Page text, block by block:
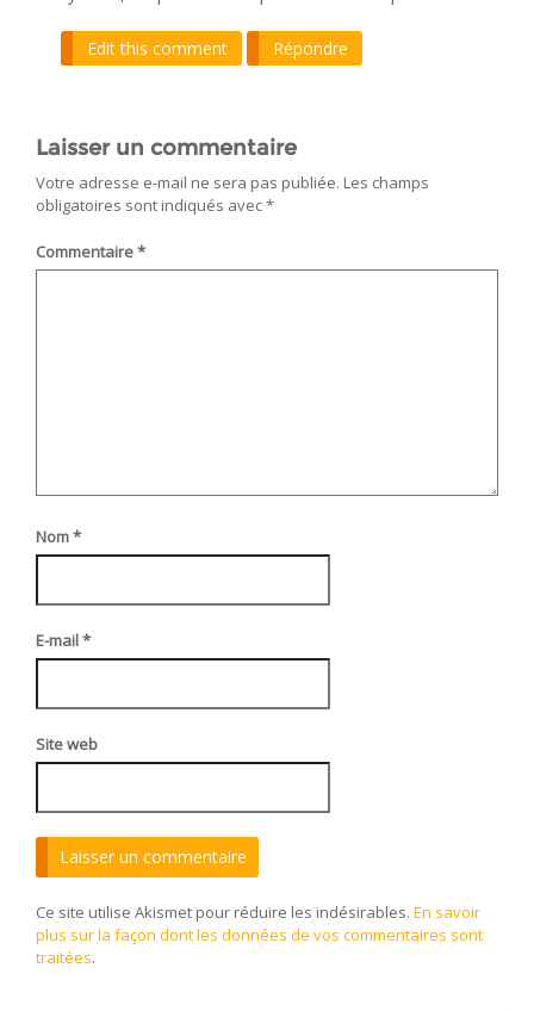
Edit this comment Répondre
Laisser un commentaire
Votre adresse e-mail ne sera pas publiée. Les champs
obligatoires sont indiqués avec*
Commentaire*
Nom*
E-mail*
Site web
Ce site utilise Akismet pour réduire les indésirables. En savoir
plus sur la façon dont les données de vos commentaires sont
traitées.